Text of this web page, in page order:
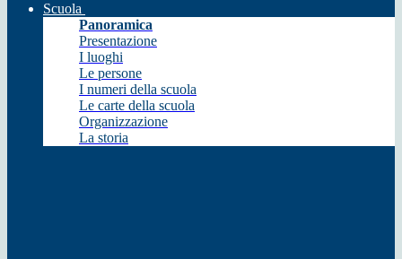
Scuola
Panoramica
Presentazione
I luoghi
Le persone
I numeri della scuola
Le carte della scuola
Organizzazione
La storia